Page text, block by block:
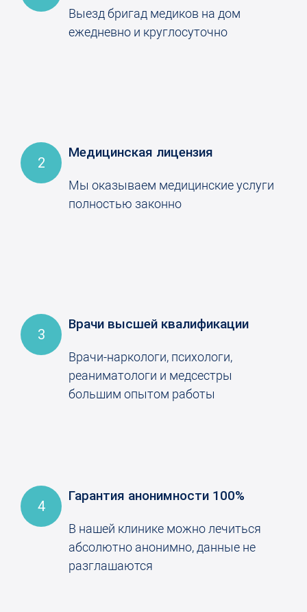
Выезд бригад медиков на дом
ежедневно и круглосуточно
2
Медицинская лицензия
Мы оказываем медицинские услуги
полностью законно
3
Врачи высшей квалификации
Врачи-наркологи, психологи,
реаниматологи и медсестры
большим опытом работы
4
Гарантия анонимности 100%
В нашей клинике можно лечиться
абсолютно анонимно, данные не
разглашаются